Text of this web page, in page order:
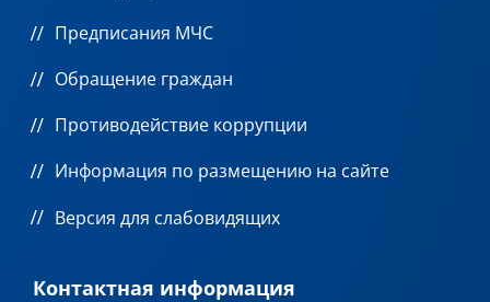
Предписания МЧС
Обращение граждан
Противодействие коррупции
Информация по размещению на сайте
Версия для слабовидящих
Контактная информация